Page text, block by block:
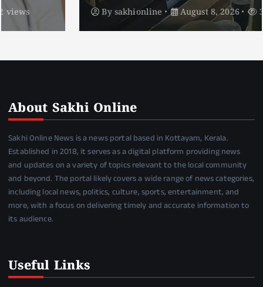
By sakhionline August 8, 2026 3 views
About Sakhi Online
Sakhi Online News is a news portal based in Kottayam, Kerala.
Established in 2018, it serves as a digital platform providing news
and updates on a variety of topics relevant to the local community
and beyond. The portal likely covers a wide range of news categories,
including local news, politics, culture, sports, entertainment, and
more, with a focus on delivering timely and accurate information to
its audience.
Useful Links